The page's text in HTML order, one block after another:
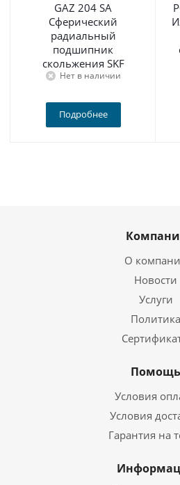
GAZ 204 SA
Сферический
радиальный
подшипник
скольжения SKF
Нет в наличии
Подробнее
О
Новости
Услуги
Политика
Помощь
Условия
Условия
Гарантия на